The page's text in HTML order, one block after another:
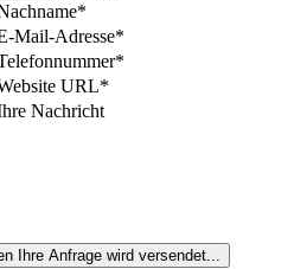
Mail-Adresse*
URL*
Nachricht
Ihre Anfrage wird versendet...